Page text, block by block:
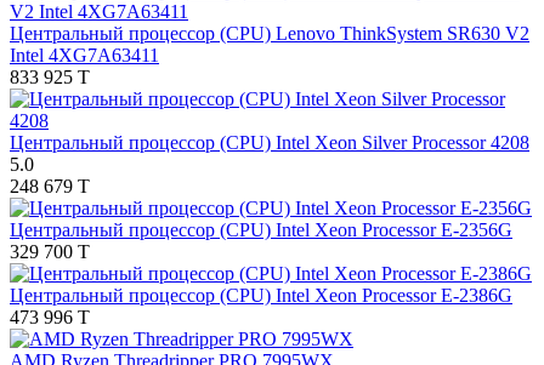
Центральный процессор (CPU) Lenovo ThinkSystem SR630 V2
Intel 4XG7A63411
833 925 T
Центральный процессор (CPU) Intel Xeon Silver Processor 4208
5.0
248 679 T
Центральный процессор (CPU) Intel Xeon Processor E-2356G
329 700 T
Центральный процессор (CPU) Intel Xeon Processor E-2386G
473 996 T